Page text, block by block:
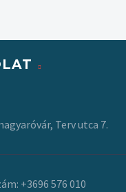
Terv utca 7.
+3696 576 010